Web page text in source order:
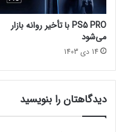
مجله خبری lastech
م
ت
ا
ل
ی
ا
س
ت
ی
ب
ز
ر
!
PS5 PRO با تأخیر روانه بازار
می‌شود
14 دی 1403
دیدگاهتان را بنویسید